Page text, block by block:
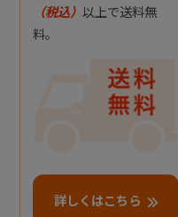
（税込） 以上で送料無
料。
詳しくはこちら